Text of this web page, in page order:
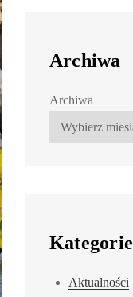
Archiwa
Archiwa
Kategorie
Aktualności